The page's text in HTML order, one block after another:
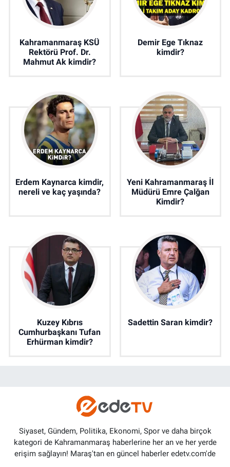
Kahramanmaraş KSÜ
Rektörü Prof. Dr.
Mahmut Ak kimdir?
Demir Ege Tıknaz
kimdir?
Erdem Kaynarca kimdir,
nereli ve kaç yaşında?
Yeni Kahramanmaraş İl
Müdürü Emre Çalğan
Kimdir?
Kuzey Kıbrıs
Cumhurbaşkanı Tufan
Erhürman kimdir?
Sadettin Saran kimdir?
Siyaset, Gündem, Politika, Ekonomi, Spor ve daha birçok
kategori de Kahramanmaraş haberlerine her an ve her yerde
erişim sağlayın! Maraş'tan en güncel haberler edetv.com'de